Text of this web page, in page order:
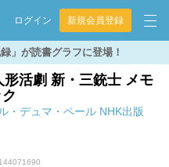
ログイン 新規会員登録
」が読書グラフに登場！
形活劇 新・三銃士 メモ
・デュマ・ペール NHK出版